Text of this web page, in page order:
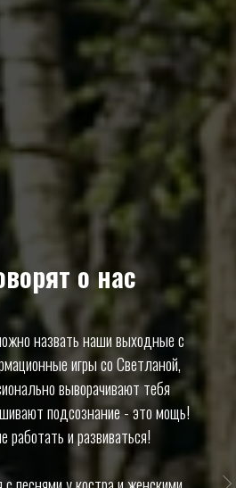
о нас
назвать наши выходные с
игры со Светланой,
выворачивают тебя
подсознание - это мощь!
работать и развиваться!